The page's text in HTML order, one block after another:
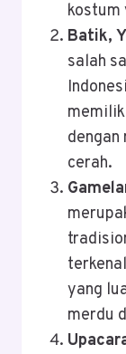
kostum
Batik,
salah
dengan
cerah.
yang
merdu